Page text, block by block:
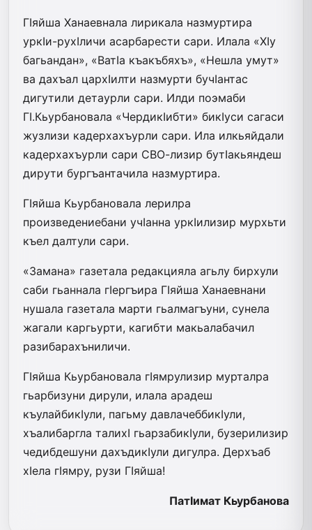
ГIяйша Ханаевнала лирикала назмуртира
уркIи-рухIличи асарбарести сари. Илала «ХIу
багьандан», «ВатIа къакъбяхъ», «Нешла умут»
ва дахъал цархIилти назмурти бучIантас
дигутили детаурли сари. Илди поэмаби
ГI.Кьурбановала «ЧердикIибти» бикIуси сагаси
жузлизи кадерхахъурли сари. Ила илкьяйдали
кадерхахъурли сари СВО-лизир бутIакьяндеш
дирути бургъантачила назмуртира.
ГIяйша Кьурбановала лерилра
произведениебани учIанна уркIилизир мурхьти
къел далтули сари.
«Замана» газетала редакцияла агьлу бирхули
саби гьаннала гIергъира ГIяйша Ханаевнани
нушала газетала марти гьалмагъуни, сунела
жагали каргьурти, кагибти макьалабачил
разибарахъниличи.
ГIяйша Кьурбановала гIямрулизир мурталра
гьарбизуни дирули, илала арадеш
къулайбикIули, пагьму давлачеббикIули,
хъалибаргла талихI гьарзабикIули, бузерилизир
чедибдешуни дахъдикIули дигулра. Дерхъаб
хIела гIямру, рузи ГIяйша!
ПатIимат Кьурбанова